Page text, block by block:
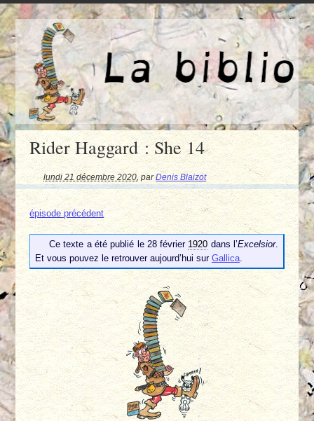
Rider Haggard : She 14
lundi 21 décembre 2020,parDenis Blaizot
épisode précédent
Ce texte a été publié le 28 février 1920 dans l’Excelsior.
Et vous pouvez le retrouver aujourd’hui sur Gallica.